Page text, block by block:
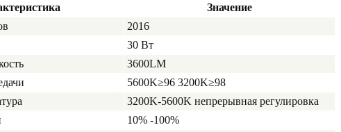
Значение
2016
30 Вт
3600LM
5600K≥96 3200K≥98
3200K-5600K непрерывная регулировка
10% -100%